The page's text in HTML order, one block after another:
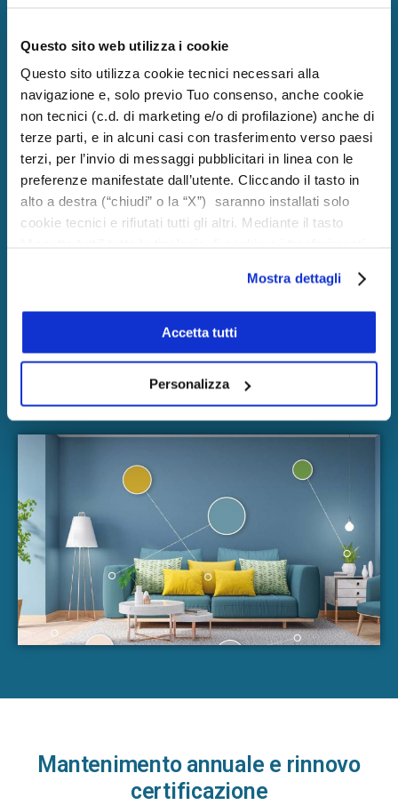
Questo sito web utilizza i cookie
Questo sito utilizza cookie tecnici necessari alla
navigazione e, solo previo Tuo consenso, anche cookie
non tecnici (c.d. di marketing e/o di profilazione) anche di
terze parti, e in alcuni casi con trasferimento verso paesi
terzi, per l’invio di messaggi pubblicitari in linea con le
preferenze manifestate dall’utente. Cliccando il tasto in
alto a destra (“chiudi” o la “X”) saranno installati solo
cookie tecnici e rifiutati tutti gli altri. Mediante il tasto
conoscere le caratteristiche dei vari cookie utilizzati si
invita a pendere visionecookie policy. In qualsiasi
momento è possibile modificare o revocare i consensi
prestati cliccando su “Personalizza” (anche dopo la tua
Mostra dettagli
Accetta tutti
Personalizza
Conoscenza della lingua italiana finalizzata alla lettura e
alla comprensione della documentazione di cantiere e dei
materiali/prodotti da impiegare.
Esperienza professionale documentabile, di almeno 4 anni
presso un professionista del settore o in contro proprio
(Dichiarazione redatta ai sensi del D.P.R. 445/2000);
Esame scritto a quiz
Esame pratico di esecuzione di un campione di prova
Prova orale
Mantenimento annuale e rinnovo
certificazione